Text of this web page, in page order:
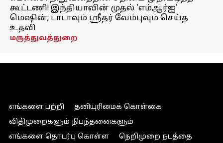
கூட்டணி! இந்தியாவின் முதல் 'எம்ஆர்ஐ'
மெஷின்; டாடாவும் ஸ்ரீதர் வேம்புவும் செய்த
உதவி
மருத்துவத்துறை
எங்களை பற்றி
தனியுரிமைக் கொள்கை
விதிமுறைகளும் நிபந்தனைகளும்
எங்களை தொடர்பு கொள்ள
நெறிமுறை நடத்தை